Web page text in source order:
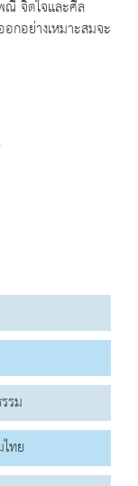
ณี จิตใจและศีล
กอย่างเหมาะสมจะ
รม
ทย